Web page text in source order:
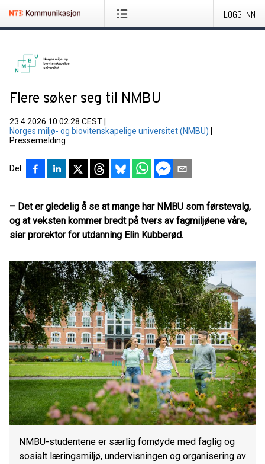
LOGG INN
Flere søker seg til NMBU
23.4.2026 10:02:28 CEST
Norges miljø- og biovitenskapelige universitet (NMBU)
Pressemelding
Del
– Det er gledelig å se at mange har NMBU som førstevalg,
og at veksten kommer bredt på tvers av fagmiljøene våre,
sier prorektor for utdanning Elin Kubberød.
NMBU-studentene er særlig fornøyde med faglig og
sosialt læringsmiljø, undervisningen og organisering av